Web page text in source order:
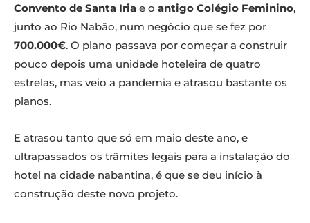
Convento de Santa Iria e o antigo Colégio Feminino,
junto ao Rio Nabão, num negócio que se fez por
700.000€. O plano passava por começar a construir
pouco depois uma unidade hoteleira de quatro
estrelas, mas veio a pandemia e atrasou bastante os
planos.
E atrasou tanto que só em maio deste ano, e
ultrapassados os trâmites legais para a instalação do
hotel na cidade nabantina, é que se deu início à
construção deste novo projeto.